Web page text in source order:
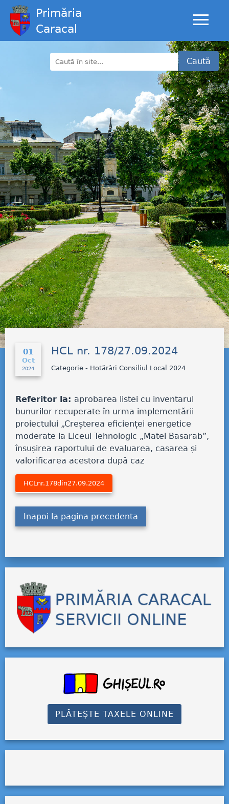
Primăria
Caracal
Caută
01
Oct
2024
HCL nr. 178/27.09.2024
Categorie - Hotărâri Consiliul Local 2024
Referitor la: aprobarea listei cu inventarul
bunurilor recuperate în urma implementării
proiectului „Creșterea eficienței energetice
moderate la Liceul Tehnologic „Matei Basarab”,
însușirea raportului de evaluarea, casarea și
valorificarea acestora după caz
HCLnr.178din27.09.2024
Inapoi la pagina precedenta
PLĂTEȘTE TAXELE ONLINE